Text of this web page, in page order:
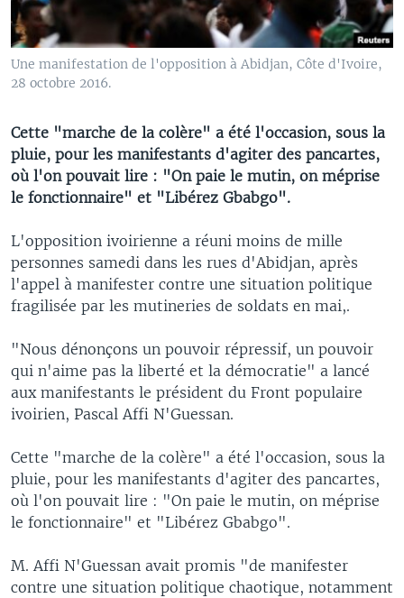
Une manifestation de l'opposition à Abidjan, Côte d'Ivoire,
28 octobre 2016.
Cette "marche de la colère" a été l'occasion, sous la
pluie, pour les manifestants d'agiter des pancartes,
où l'on pouvait lire : "On paie le mutin, on méprise
le fonctionnaire" et "Libérez Gbabgo".
L'opposition ivoirienne a réuni moins de mille
personnes samedi dans les rues d'Abidjan, après
l'appel à manifester contre une situation politique
fragilisée par les mutineries de soldats en mai,.
"Nous dénonçons un pouvoir répressif, un pouvoir
qui n'aime pas la liberté et la démocratie" a lancé
aux manifestants le président du Front populaire
ivoirien, Pascal Affi N'Guessan.
Cette "marche de la colère" a été l'occasion, sous la
pluie, pour les manifestants d'agiter des pancartes,
où l'on pouvait lire : "On paie le mutin, on méprise
le fonctionnaire" et "Libérez Gbabgo".
M. Affi N'Guessan avait promis "de manifester
contre une situation politique chaotique, notamment